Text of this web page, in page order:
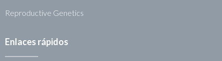
Reproductive Genetics
Enlaces rápidos